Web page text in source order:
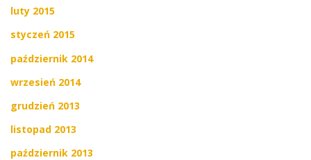
luty 2015
styczeń 2015
październik 2014
wrzesień 2014
grudzień 2013
listopad 2013
październik 2013